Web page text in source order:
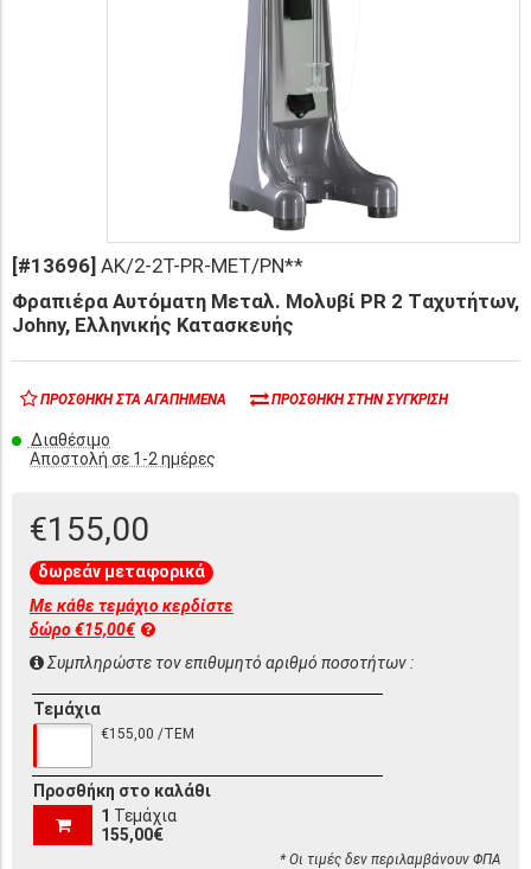
[#13696] AK/2-2T-PR-MET/PN**
Φραπιέρα Αυτόματη Μεταλ. Μολυβί PR 2 Tαχυτήτων,
Johny, Ελληνικής Κατασκευής
ΠΡΟΣΘΉΚΗ ΣΤΑ ΑΓΑΠΗΜΈΝΑ ΠΡΟΣΘΉΚΗ ΣΤΗΝ ΣΎΓΚΡΙΣΗ
Διαθέσιμο
Αποστολή σε 1-2 ημέρες
€155,00
δωρεάν μεταφορικά
Με κάθε τεμάχιο κερδίστε
δώρο €15,00€
Συμπληρώστε τον επιθυμητό αριθμό ποσοτήτων :
Τεμάχια
€155,00 /ΤΕΜ
Προσθήκη στο καλάθι
1 Τεμάχια
155,00€
* Οι τιμές δεν περιλαμβάνουν ΦΠΑ